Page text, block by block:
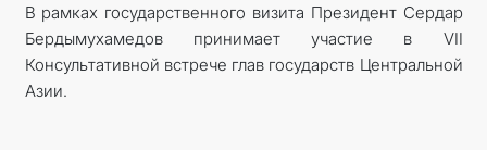
В рамках государственного визита Президент Сердар
Бердымухамедов принимает участие в VII
Консультативной встрече глав государств Центральной
Азии.